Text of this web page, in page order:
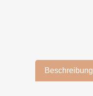
Beschreibung